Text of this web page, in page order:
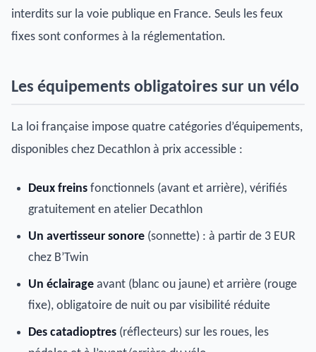
interdits sur la voie publique en France. Seuls les feux
fixes sont conformes à la réglementation.
Les équipements obligatoires sur un vélo
La loi française impose quatre catégories d’équipements,
disponibles chez Decathlon à prix accessible :
Deux freins fonctionnels (avant et arrière), vérifiés
gratuitement en atelier Decathlon
Un avertisseur sonore (sonnette) : à partir de 3 EUR
chez B’Twin
Un éclairage avant (blanc ou jaune) et arrière (rouge
fixe), obligatoire de nuit ou par visibilité réduite
Des catadioptres (réflecteurs) sur les roues, les